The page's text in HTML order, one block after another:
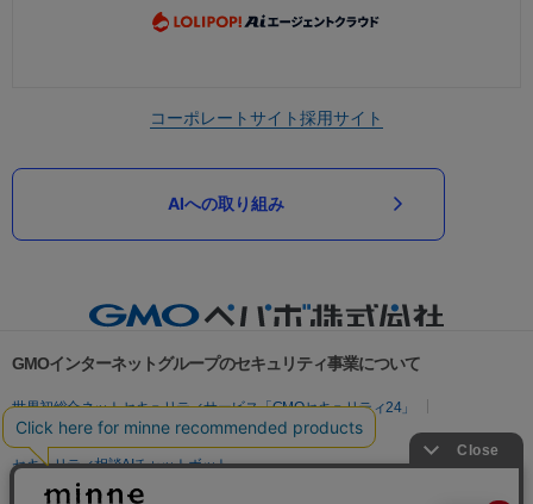
コーポレートサイト採用サイト
AIへの取り組み
GMOインターネットグループのセキュリティ事業について
世界初総合ネットセキュリティサービス「GMOセキュリティ24」
パスワード漏洩診断
Webサイトリスク診断
セキュリティ相談AIチャットボット
実在証明・盗聴対策